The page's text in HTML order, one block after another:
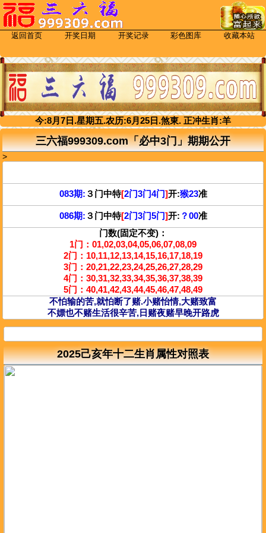
返回首页 开奖日期 开奖记录 彩色图库 收藏本站
今:8月 7 日.星期五.农历:6月 25 日.煞東. 正冲生肖:羊
三六福999309.com「必中3门」期期公开
>
083期: ３门中特[2门3门4门]开:猴23准
086期: ３门中特[2门3门5门]开: ？00准
门数(固定不变)：
1门：01,02,03,04,05,06,07,08,09
2门：10,11,12,13,14,15,16,17,18,19
3门：20,21,22,23,24,25,26,27,28,29
4门：30,31,32,33,34,35,36,37,38,39
5门：40,41,42,43,44,45,46,47,48,49
不怕输的苦,就怕断了赌.小赌怡情,大赌致富
不嫖也不赌生活很辛苦,日赌夜赌早晚开路虎
2025己亥年十二生肖属性对照表